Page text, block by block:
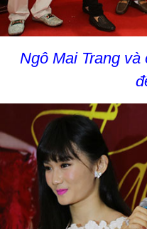
Ngô Mai Trang và